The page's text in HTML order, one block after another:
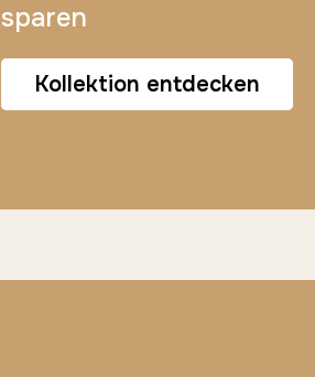
sparen
Kollektion entdecken